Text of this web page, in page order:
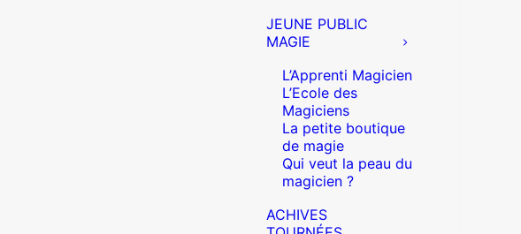
JEUNE PUBLIC
MAGIE
L’Apprenti Magicien
L’Ecole des
Magiciens
La petite boutique
de magie
Qui veut la peau du
magicien ?
ACHIVES